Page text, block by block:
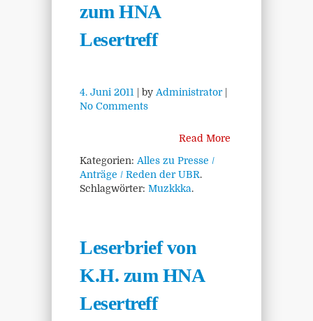
zum HNA
Lesertreff
4. Juni 2011 | by Administrator|
No Comments
Read More
Kategorien: Alles zu Presse /
Anträge / Reden der UBR.
Schlagwörter: Muzkkka.
Leserbrief von
K.H. zum HNA
Lesertreff